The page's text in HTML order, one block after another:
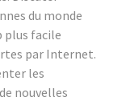
du monde
plus facile
par Internet.
les
nouvelles